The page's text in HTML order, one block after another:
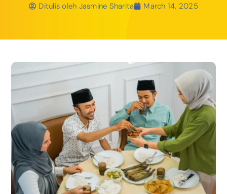
Ditulis oleh Jasmine Sharita March 14, 2025